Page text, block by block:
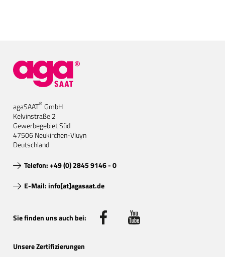
agaSAAT® GmbH
Kelvinstraße 2
Gewerbegebiet Süd
47506 Neukirchen-Vluyn
Deutschland
Telefon: +49 (0) 2845 9146 - 0
E-Mail: info[at]agasaat.de
Unsere Zertifizierungen
Sie finden uns auch bei: